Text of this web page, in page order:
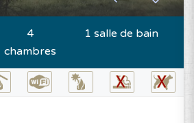
4
chambres
1 salle de bain